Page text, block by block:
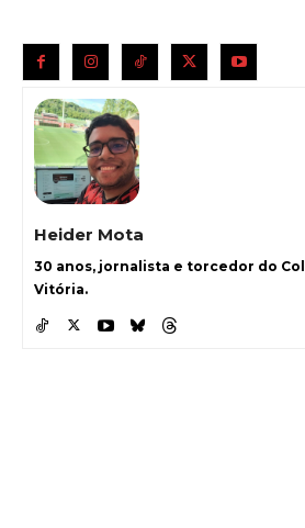
Heider Mota
30 anos, jornalista e torcedor do
Vitória.